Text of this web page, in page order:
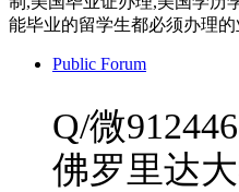
能毕业的留学生都必须办理的
Public Forum
Q/微
佛罗里达